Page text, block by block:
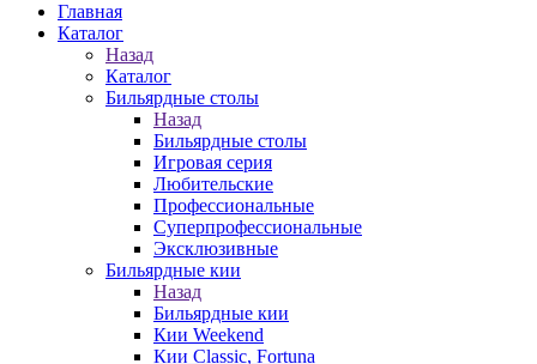
Главная
Каталог
Назад
Каталог
Бильярдные столы
Назад
Бильярдные столы
Игровая серия
Любительские
Профессиональные
Суперпрофессиональные
Эксклюзивные
Бильярдные кии
Назад
Бильярдные кии
Кии Weekend
Кии Classic, Fortuna